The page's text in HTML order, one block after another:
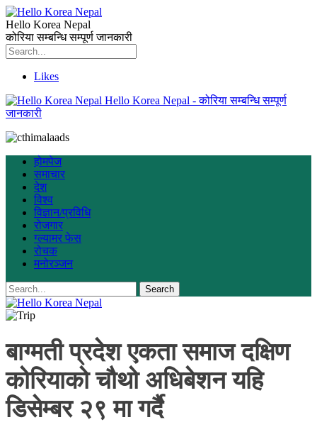
Hello Korea Nepal
कोरिया सम्बन्धि सम्पूर्ण जानकारी
Likes
Hello Korea Nepal - कोरिया सम्बन्धि सम्पूर्ण
जानकारी
होमपेज
समाचार
देश
विश्व
विज्ञान/प्रविधि
रोजगार
ग्ल्यामर फेस
रोचक
मनोरञ्जन
बाग्मती प्रदेश एकता समाज दक्षिण
कोरियाको चौथो अधिबेशन यहि
डिसेम्बर २९ मा गर्दै